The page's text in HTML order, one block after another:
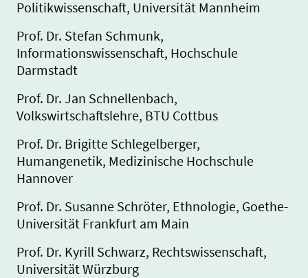
Politikwissenschaft, Universität Mannheim
Prof. Dr. Stefan Schmunk,
Informationswissenschaft, Hochschule
Darmstadt
Prof. Dr. Jan Schnellenbach,
Volkswirtschaftslehre, BTU Cottbus
Prof. Dr. Brigitte Schlegelberger,
Humangenetik, Medizinische Hochschule
Hannover
Prof. Dr. Susanne Schröter, Ethnologie, Goethe-
Universität Frankfurt am Main
Prof. Dr. Kyrill Schwarz, Rechtswissenschaft,
Universität Würzburg